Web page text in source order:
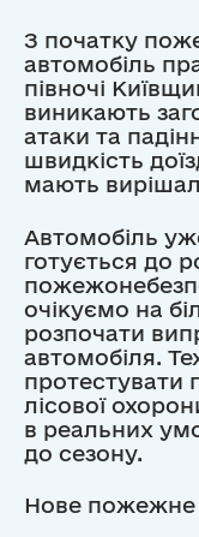
З початку
автомобіль
півночі
виникають
атаки та
швидкість
мають
Автомобіль
готується до
очікуємо на
розпочати
автомобіля.
протестувати
лісової
в реальних
до сезону.
Нове пожежне